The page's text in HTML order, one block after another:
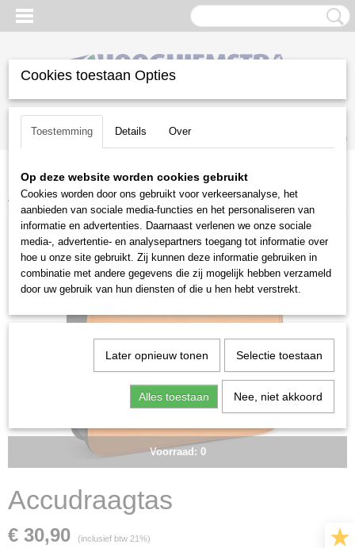
Inloggen Registreren
(0)
Home >Gazononderhoud>Stihl accu programma
Accudraagtas
Voorraad: 0
Accudraagtas
€ 30,90 (inclusief btw 21%)
Cookies toestaan Opties
Toestemming Details Over
Op deze website worden cookies gebruikt
Cookies worden door ons gebruikt voor verkeersanalyse, het
aanbieden van sociale media-functies en het personaliseren van
informatie en advertenties. Daarnaast verlenen we onze sociale
media-, advertentie- en analysepartners toegang tot informatie over
hoe u onze site gebruikt. Zij kunnen deze informatie gebruiken in
combinatie met andere gegevens die zij mogelijk hebben verzameld
door uw gebruik van hun diensten of die u hen hebt verstrekt.
Later opnieuw tonen Selectie toestaan
Alles toestaan Nee, niet akkoord